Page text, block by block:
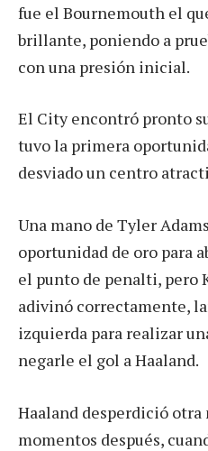
fue el Bournemouth el
brillante, poniendo a
con una presión inicial.
El City encontró pronto
tuvo la primera
desviado un centro
Una mano de Tyler
oportunidad de oro para
el punto de penalti, pero
adivinó correctamente,
izquierda para realizar
negarle el gol a Haaland.
Haaland desperdició
momentos después,